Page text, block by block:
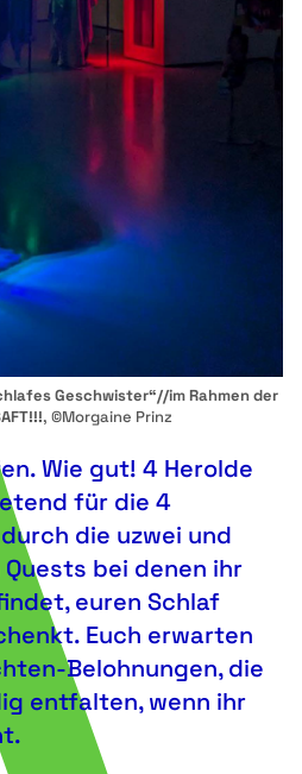
Geschwister“//im Rahmen der
, ©Morgaine Prinz
Wie gut! 4 Herolde
für die 4
die uzwei und
bei denen ihr
euren Schlaf
Euch erwarten
Belohnungen, die
entfalten, wenn ihr